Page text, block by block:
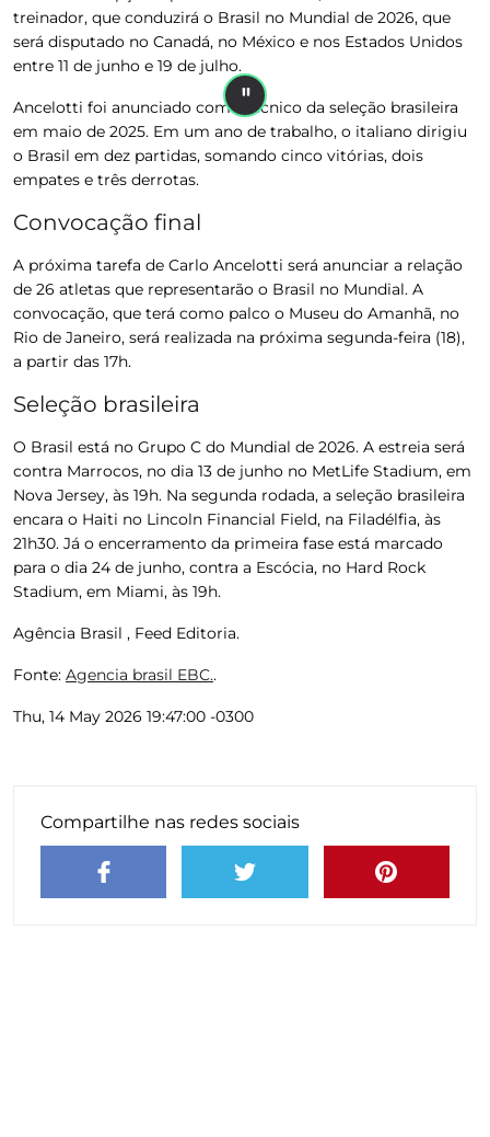
treinador, que conduzirá o Brasil no Mundial de 2026, que
será disputado no Canadá, no México e nos Estados Unidos
entre 11 de junho e 19 de julho.
Ancelotti foi anunciado como técnico da seleção brasileira
em maio de 2025. Em um ano de trabalho, o italiano dirigiu
o Brasil em dez partidas, somando cinco vitórias, dois
empates e três derrotas.
Convocação final
A próxima tarefa de Carlo Ancelotti será anunciar a relação
de 26 atletas que representarão o Brasil no Mundial. A
convocação, que terá como palco o Museu do Amanhã, no
Rio de Janeiro, será realizada na próxima segunda-feira (18),
a partir das 17h.
Seleção brasileira
O Brasil está no Grupo C do Mundial de 2026. A estreia será
contra Marrocos, no dia 13 de junho no MetLife Stadium, em
Nova Jersey, às 19h. Na segunda rodada, a seleção brasileira
encara o Haiti no Lincoln Financial Field, na Filadélfia, às
21h30. Já o encerramento da primeira fase está marcado
para o dia 24 de junho, contra a Escócia, no Hard Rock
Stadium, em Miami, às 19h.
Agência Brasil , Feed Editoria.
Fonte: Agencia brasil EBC..
Thu, 14 May 2026 19:47:00 -0300
Compartilhe nas redes sociais